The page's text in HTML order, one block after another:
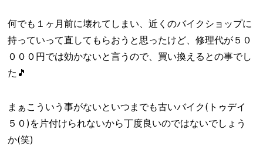
何でも１ヶ月前に壊れてしまい、近くのバイクショップに
持っていって直してもらおうと思ったけど、修理代が５０
０００円では効かないと言うので、買い換えるとの事でし
た🎵
まぁこういう事がないといつまでも古いバイク(トゥデイ
５０)を片付けられないから丁度良いのではないでしょう
か(笑)